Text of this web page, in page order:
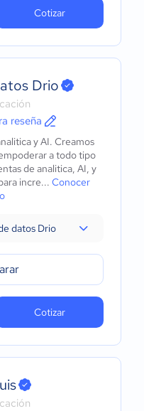
Cotizar
Drio
reseña
y AI. Creamos
a todo tipo
de analitica, AI, y
incre... Conocer
datos Drio
Cotizar